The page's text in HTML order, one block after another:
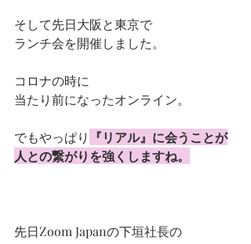
そして先日大阪と東京で
ランチ会を開催しました。
コロナの時に
当たり前になったオンライン。
でもやっぱり
『リアル』に会うことが
人との繋がりを強くしますね。
先日Zoom Japanの下垣社長の